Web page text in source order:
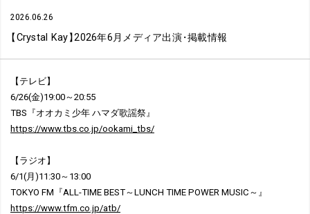
2026.06.26
【Crystal Kay】2026年6月メディア出演・掲載情報
【テレビ】
6/26(金)19:00～20:55
TBS『オオカミ少年 ハマダ歌謡祭』
https://www.tbs.co.jp/ookami_tbs/
【ラジオ】
6/1(月)11:30～13:00
TOKYO FM『ALL-TIME BEST～LUNCH TIME POWER MUSIC～』
https://www.tfm.co.jp/atb/